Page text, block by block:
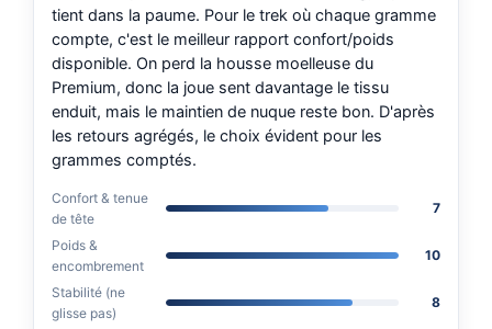
tient dans la paume. Pour le trek où chaque gramme
compte, c'est le meilleur rapport confort/poids
disponible. On perd la housse moelleuse du
Premium, donc la joue sent davantage le tissu
enduit, mais le maintien de nuque reste bon. D'après
les retours agrégés, le choix évident pour les
grammes comptés.
Confort & tenue
de tête
7
Poids &
encombrement
10
Stabilité (ne
glisse pas)
8